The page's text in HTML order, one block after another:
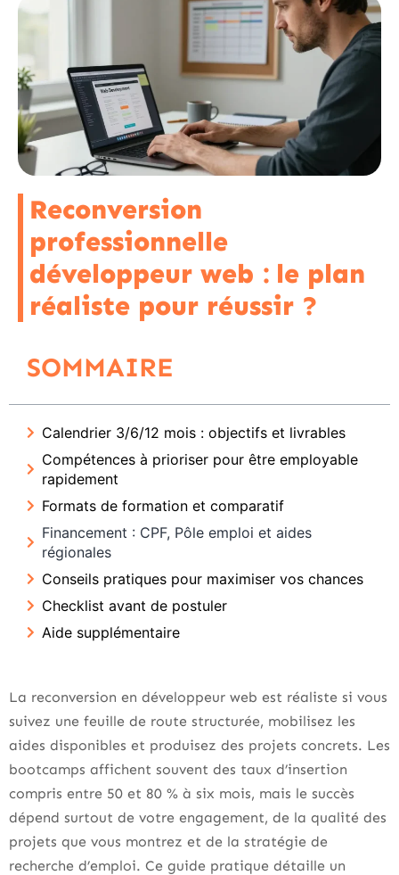
Reconversion
professionnelle
développeur web : le plan
réaliste pour réussir ?
SOMMAIRE
Calendrier 3/6/12 mois : objectifs et livrables
Compétences à prioriser pour être employable
rapidement
Formats de formation et comparatif
Financement : CPF, Pôle emploi et aides
régionales
Conseils pratiques pour maximiser vos chances
Checklist avant de postuler
Aide supplémentaire
La reconversion en développeur web est réaliste si vous
suivez une feuille de route structurée, mobilisez les
aides disponibles et produisez des projets concrets. Les
bootcamps affichent souvent des taux d’insertion
compris entre 50 et 80 % à six mois, mais le succès
dépend surtout de votre engagement, de la qualité des
projets que vous montrez et de la stratégie de
recherche d’emploi. Ce guide pratique détaille un